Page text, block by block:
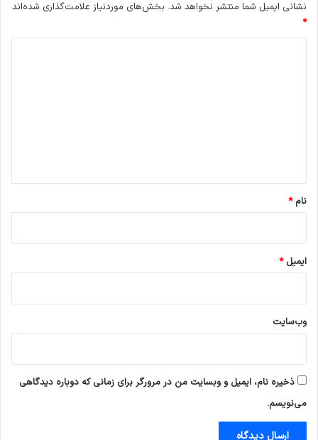
نشانی ایمیل شما منتشر نخواهد شد. بخش‌های موردنیاز علامت‌گذاری شده‌اند
*
نام*
ایمیل*
وب‌سایت
ذخیره نام، ایمیل و وبسایت من در مرورگر برای زمانی که دوباره دیدگاهی
می‌نویسم.